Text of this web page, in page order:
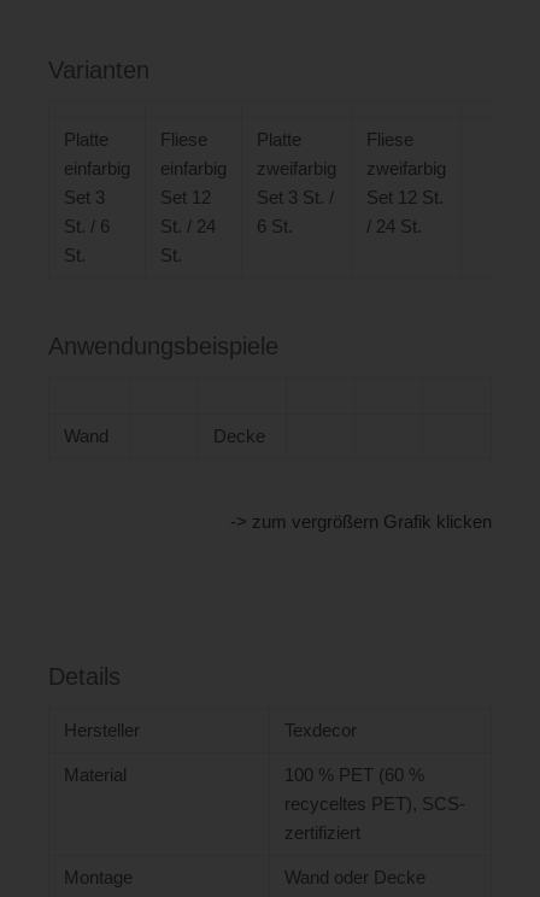
Varianten
Platte
einfarbig
Set 3
St. / 6
St.
Fliese
einfarbig
Set 12
St. / 24
St.
Platte
zweifarbig
Set 3 St. /
6 St.
Fliese
zweifarbig
Set 12 St.
/ 24 St.
Anwendungsbeispiele
Wand Decke
-> zum vergrößern Grafik klicken
Details
Hersteller Texdecor
Material
100 % PET (60 %
recyceltes PET), SCS-
zertifiziert
Montage Wand oder Decke